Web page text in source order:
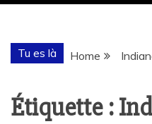
Tu es là Home
Étiquette :